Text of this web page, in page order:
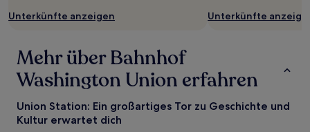
Unterkünfte anzeigen Unterkünfte
Mehr über Bahnhof
Washington Union erfahren
Union Station: Ein großartiges Tor zu Geschichte und
Kultur erwartet dich